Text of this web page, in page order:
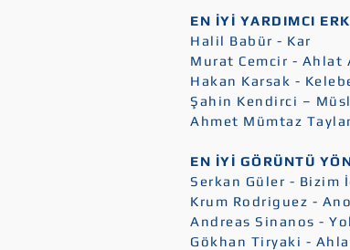
EN İYİ YARDIMCI
Halil Babür - Kar
Murat Cemcir - Ahlat
Hakan Karsak -
Şahin Kendirci –
Ahmet Mümtaz
EN İYİ GÖRÜNTÜ
Serkan Güler - Bizim
Krum Rodriguez -
Andreas Sinanos -
Gökhan Tiryaki -